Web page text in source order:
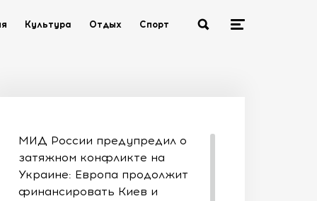
Культура Отдых Спорт
МИД России предупредил о
затяжном конфликте на
Украине: Европа продолжит
финансировать Киев и